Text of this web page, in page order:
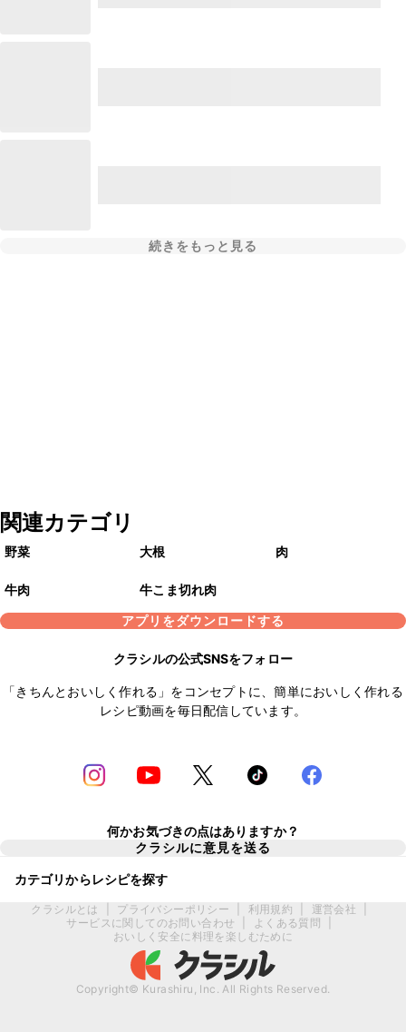
続きをもっと見る
関連カテゴリ
野菜 大根 肉
牛肉
牛こま切れ肉
アプリをダウンロードする
クラシルの公式SNSをフォロー
「きちんとおいしく作れる」をコンセプトに、簡単においしく作れる
レシピ動画を毎日配信しています。
何かお気づきの点はありますか？
クラシルに意見を送る
カテゴリからレシピを探す
クラシルとは プライバシーポリシー 利用規約 運営会社
サービスに関してのお問い合わせ
よくある質問
おいしく安全に料理を楽しむために
Copyright© Kurashiru, Inc. All Rights Reserved.